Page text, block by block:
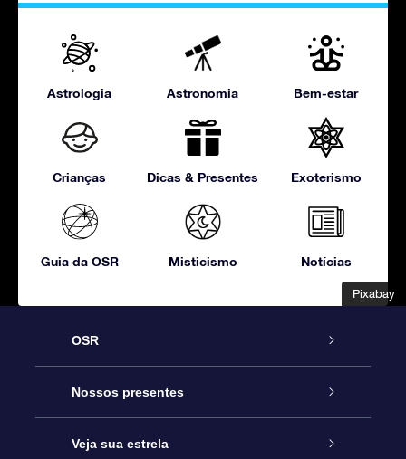
Pixabay
Pixabay
Astrologia Astronomia Bem-estar
Crianças Dicas & Presentes Exoterismo
Guia da OSR Misticismo Notícias
OSR
Serviço
Entre em contato conosco
Nossos presentes
Presente estrelar on-line
Veja sua estrela